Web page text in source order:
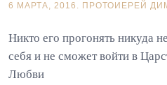
6 МАРТА, 2016. ПРОТОИЕРЕЙ
Никто его прогонять никуда
себя и не сможет войти в
Любви